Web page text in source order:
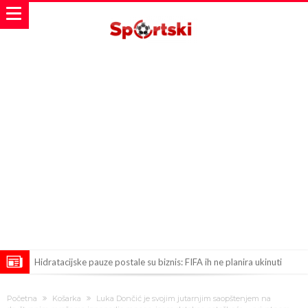
Hidratacijske pauze postale su biznis: FIFA ih ne planira ukinuti
Početna Košarka
Luka Dončić je svojim jutarnjim saopštenjem na